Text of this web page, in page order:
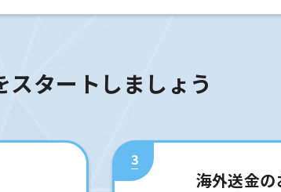
タートしましょう
3
海外送金の